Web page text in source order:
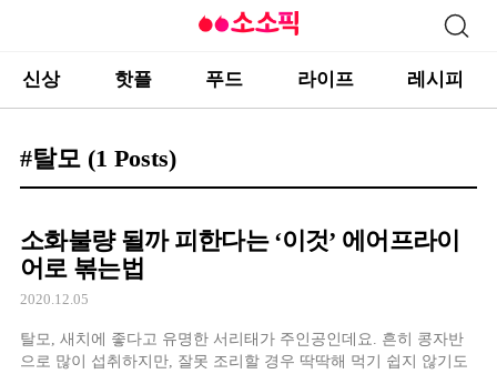
신상 핫플 푸드 라이프 레시피
#탈모 (1 Posts)
소화불량 될까 피한다는 ‘이것’ 에어프라이
어로 볶는법
2020.12.05
탈모, 새치에 좋다고 유명한 서리태가 주인공인데요. 흔히 콩자반
으로 많이 섭취하지만, 잘못 조리할 경우 딱딱해 먹기 쉽지 않기도